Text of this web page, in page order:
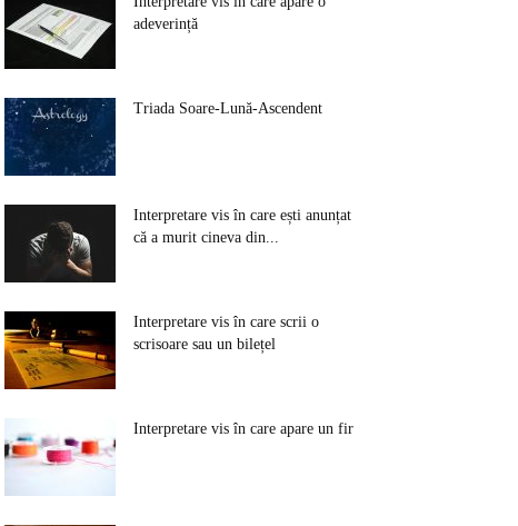
adeverință
Triada Soare-Lună-Ascendent
Interpretare vis în care ești anunțat
că a murit cineva din...
Interpretare vis în care scrii o
scrisoare sau un bilețel
Interpretare vis în care apare un fir